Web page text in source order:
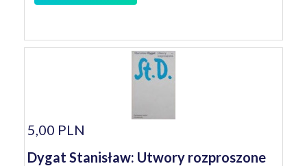
5,00 PLN
Dygat Stanisław: Utwory rozproszone